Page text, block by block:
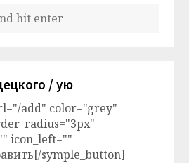
/ ую
add" color="grey"
icon_left=""
symple_button]